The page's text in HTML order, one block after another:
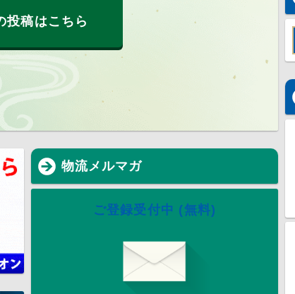
投稿はこちら
物流メルマガ
ご登録受付中 (無料)